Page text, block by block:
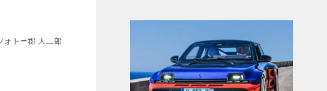
ォト＝郡 大二郎